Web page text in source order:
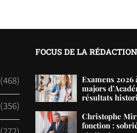
(468)
(356)
FOCUS DE LA RÉDACTION
Examens 2026
majors
résultats
Christophe
fonction :